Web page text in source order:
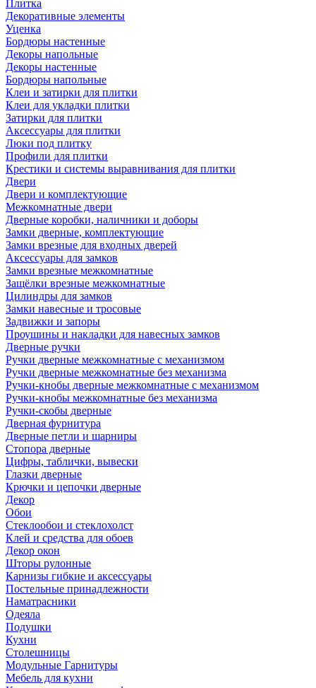
Плитка
Декоративные элементы
Уценка
Бордюры настенные
Декоры напольные
Декоры настенные
Бордюры напольные
Клеи и затирки для плитки
Клеи для укладки плитки
Затирки для плитки
Аксессуары для плитки
Люки под плитку
Профили для плитки
Крестики и системы выравнивания для плитки
Двери
Двери и комплектующие
Межкомнатные двери
Дверные коробки, наличники и доборы
Замки дверные, комплектующие
Замки врезные для входных дверей
Аксессуары для замков
Замки врезные межкомнатные
Защёлки врезные межкомнатные
Цилиндры для замков
Замки навесные и тросовые
Задвижки и запоры
Проушины и накладки для навесных замков
Дверные ручки
Ручки дверные межкомнатные с механизмом
Ручки дверные межкомнатные без механизма
Ручки-кнобы дверные межкомнатные с механизмом
Ручки-кнобы межкомнатные без механизма
Ручки-скобы дверные
Дверная фурнитура
Дверные петли и шарниры
Стопора дверные
Цифры, таблички, вывески
Глазки дверные
Крючки и цепочки дверные
Декор
Обои
Стеклообои и стеклохолст
Клей и средства для обоев
Декор окон
Шторы рулонные
Карнизы гибкие и аксессуары
Постельные принадлежности
Наматрасники
Одеяла
Подушки
Кухни
Столешницы
Модульные Гарнитуры
Мебель для кухни